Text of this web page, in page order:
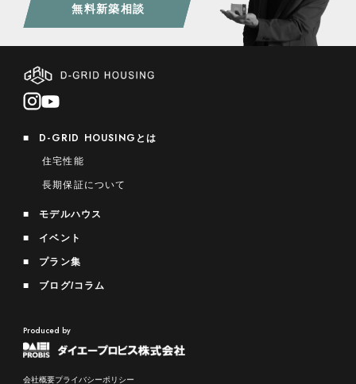
無料新築相談
D-GRID HOUSING とは
住宅性能
長期保証について
モデルハウス
イベント
プラン集
ブログ/コラム
Produced by
会社概要プライバシーポリシー